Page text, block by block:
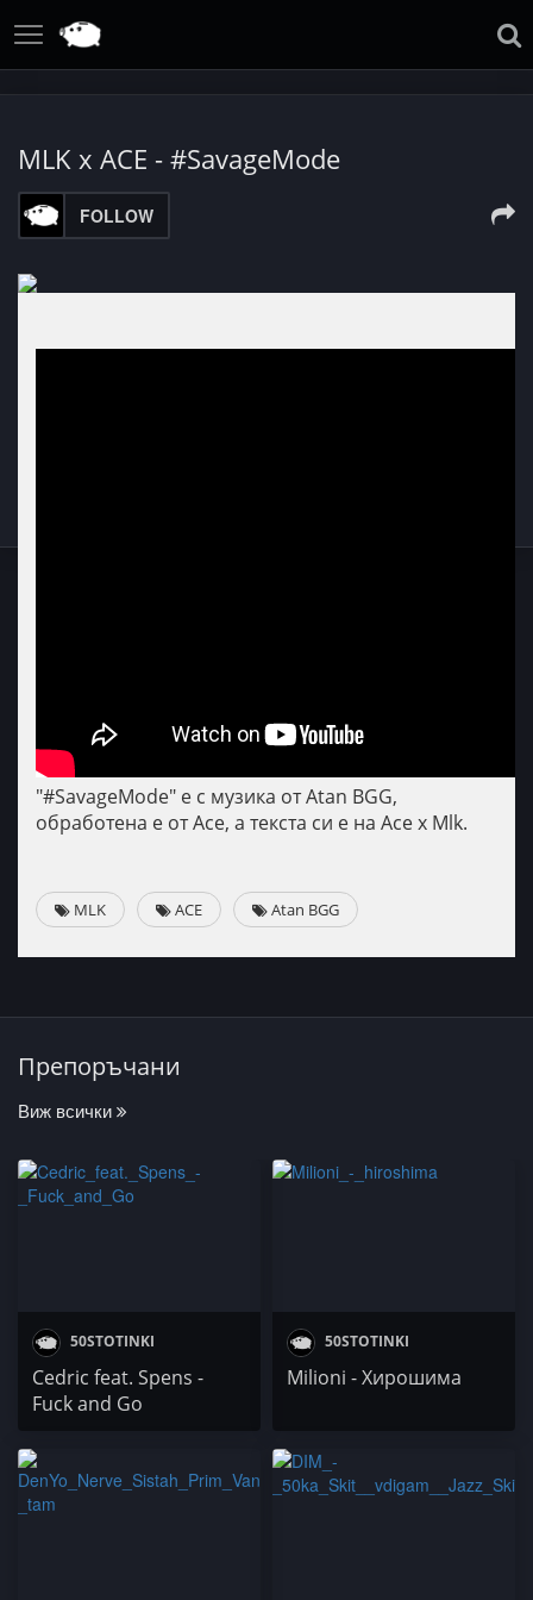
MLK x ACE - #SavageMode
FOLLOW
"#SavageMode" е с музика от Atan BGG,
обработена е от Ace, а текста си е на Ace x Mlk.
MLK ACE Atan BGG
Препоръчани
Виж всички
50STOTINKI
Cedric fеаt. Spens -
Fuck and Go
50STOTINKI
Milioni - Хирошима